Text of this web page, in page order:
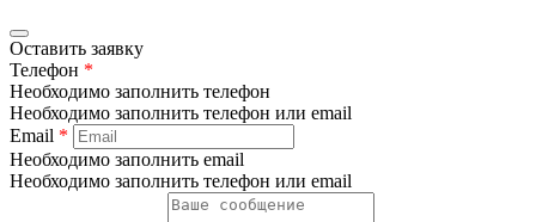
Оставить заявку
Телефон *
Необходимо заполнить телефон
Необходимо заполнить телефон или email
Email *
Необходимо заполнить email
Необходимо заполнить телефон или email